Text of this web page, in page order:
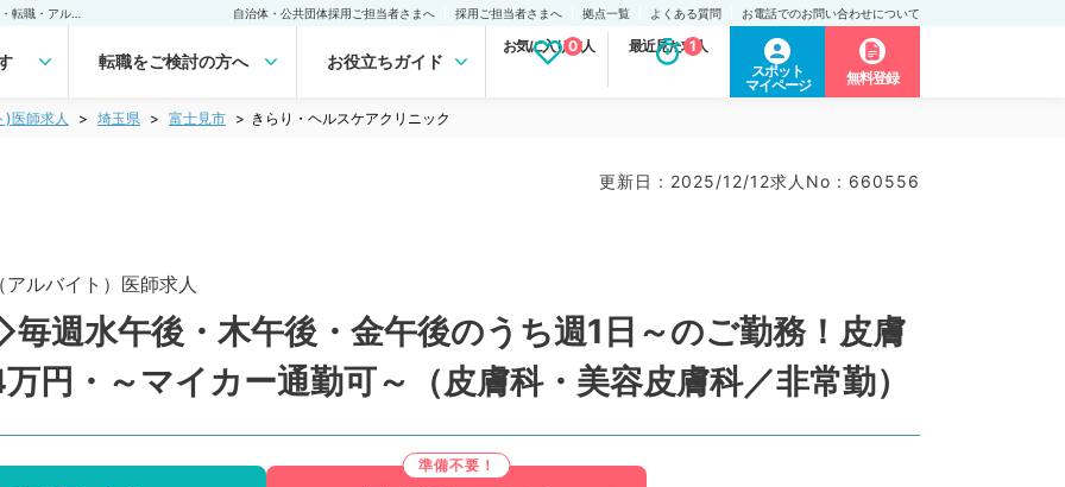
自治体・公共団体採用ご担当者さまへ 採用ご担当者さまへ 拠点一覧 よくある質問 お電話でのお問い合わせについて
転職をご検討の方へ お役立ちガイド
お気に入り求人
0 最近見た求人
1
スポット
マイページ
無料登録
)医師求人 埼玉県 富士見市 きらり・ヘルスケアクリニック
更新日 : 2025/12/12求人No : 660556
アルバイト）医師求人
週水午後・木午後・金午後のうち週1日～のご勤務！皮膚
円・～マイカー通勤可～（皮膚科・美容皮膚科／非常勤）